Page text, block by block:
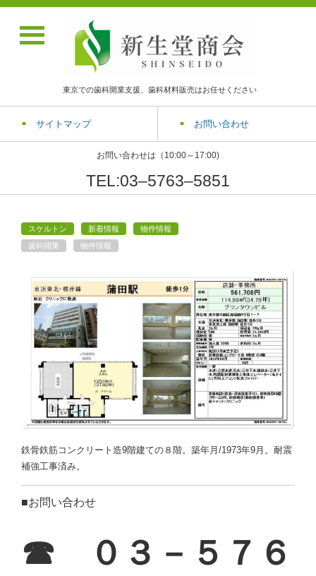
東京での歯科開業支援、歯科材料販売はお任せください
サイトマップ お問い合わせ
お問い合わせは（10:00～17:00)
TEL:03‒5763‒5851
スケルトン 新着情報
物件情報
歯科開業
物件情報
鉄骨鉄筋コンクリート造9階建ての８階。築年月/1973年9月。耐震
補強工事済み。
■お問い合わせ
☎ ０３－５７６